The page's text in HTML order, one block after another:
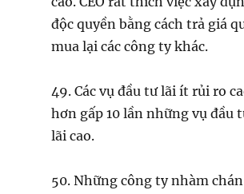
độc quyền bằng cách trả giá
mua lại các công ty khác.
49. Các vụ đầu tư lãi ít rủi ro
hơn gấp 10 lần những vụ đầu
lãi cao.
50. Những công ty nhàm